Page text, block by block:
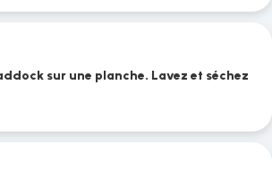
sur une planche. Lavez et séchez